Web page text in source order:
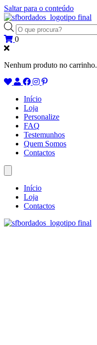
Saltar para o conteúdo
Products
search
0
Nenhum produto no carrinho.
Início
Loja
Personalize
FAQ
Testemunhos
Quem Somos
Contactos
Início
Loja
Contactos